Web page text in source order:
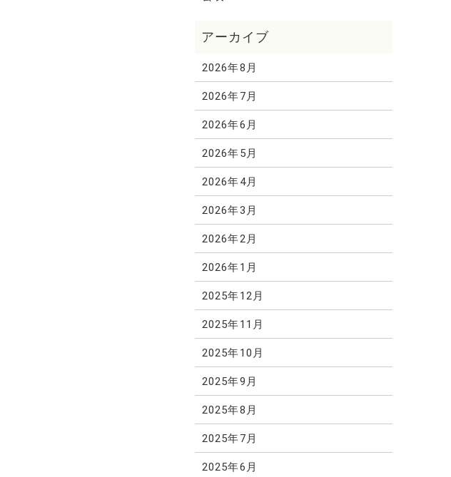
2026年8月
2026年7月
2026年6月
2026年5月
2026年4月
2026年3月
2026年2月
2026年1月
2025年12月
2025年11月
2025年10月
2025年9月
2025年8月
2025年7月
2025年6月